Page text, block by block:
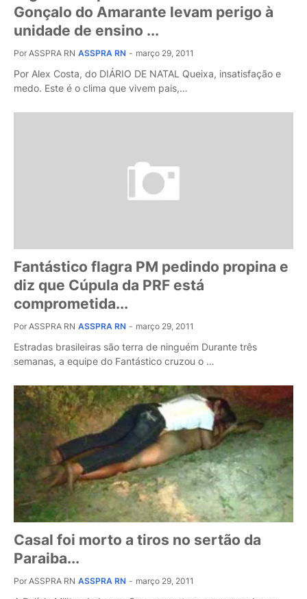
Gonçalo do Amarante levam perigo à
unidade de ensino ...
Por ASSPRA RN ASSPRA RN - março 29, 2011
Por Alex Costa, do DIÁRIO DE NATAL Queixa, insatisfação e
medo. Este é o clima que vivem pais,…
Fantástico flagra PM pedindo propina e
diz que Cúpula da PRF está
comprometida...
Por ASSPRA RN ASSPRA RN - março 29, 2011
Estradas brasileiras são terra de ninguém Durante três
semanas, a equipe do Fantástico cruzou o …
Casal foi morto a tiros no sertão da
Paraiba...
Por ASSPRA RN ASSPRA RN - março 29, 2011